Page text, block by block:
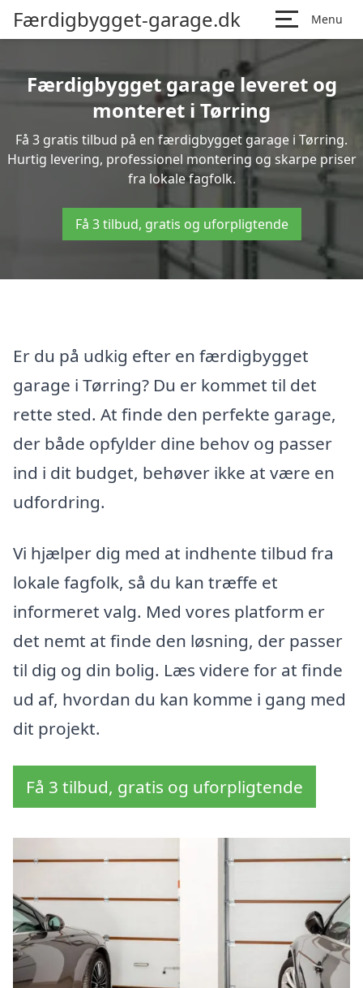
Færdigbygget-garage.dk Menu
Færdigbygget garage leveret og
monteret i Tørring
Få 3 gratis tilbud på en færdigbygget garage i Tørring.
Hurtig levering, professionel montering og skarpe priser
fra lokale fagfolk.
Få 3 tilbud, gratis og uforpligtende
Er du på udkig efter en færdigbygget
garage i Tørring? Du er kommet til det
rette sted. At finde den perfekte garage,
der både opfylder dine behov og passer
ind i dit budget, behøver ikke at være en
udfordring.
Vi hjælper dig med at indhente tilbud fra
lokale fagfolk, så du kan træffe et
informeret valg. Med vores platform er
det nemt at finde den løsning, der passer
til dig og din bolig. Læs videre for at finde
ud af, hvordan du kan komme i gang med
dit projekt.
Få 3 tilbud, gratis og uforpligtende